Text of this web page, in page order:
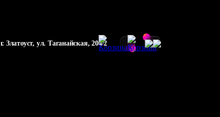
г. Златоуст, ул. Таганайская, 204/2